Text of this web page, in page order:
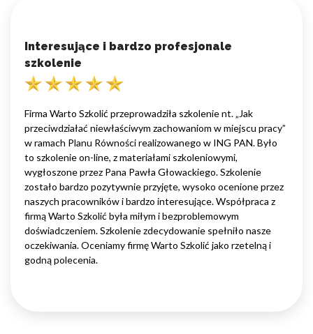
Interesujące i bardzo profesjonale
szkolenie
Firma Warto Szkolić przeprowadziła szkolenie nt. „Jak
przeciwdziałać niewłaściwym zachowaniom w miejscu pracy”
w ramach Planu Równości realizowanego w ING PAN. Było
to szkolenie on-line, z materiałami szkoleniowymi,
wygłoszone przez Pana Pawła Głowackiego. Szkolenie
zostało bardzo pozytywnie przyjęte, wysoko ocenione przez
naszych pracowników i bardzo interesujące. Współpraca z
firmą Warto Szkolić była miłym i bezproblemowym
doświadczeniem. Szkolenie zdecydowanie spełniło nasze
oczekiwania. Oceniamy firmę Warto Szkolić jako rzetelną i
godną polecenia.